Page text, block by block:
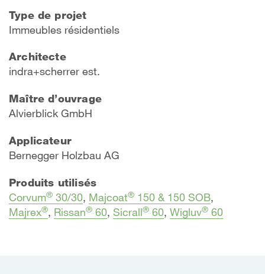
Type de projet
Immeubles résidentiels
Architecte
indra+scherrer est.
Maître d’ouvrage
Alvierblick GmbH
Applicateur
Bernegger Holzbau AG
Produits utilisés
Corvum® 30/30, Majcoat® 150 & 150 SOB,
Majrex®, Rissan® 60, Sicrall® 60, Wigluv® 60